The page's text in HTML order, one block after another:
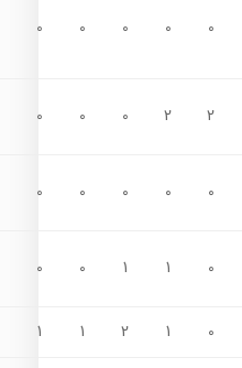
0
0
0
0
0
2
2
0
0
0
0
0
0
0
0
0
1
1
0
0
0
1
2
1
1